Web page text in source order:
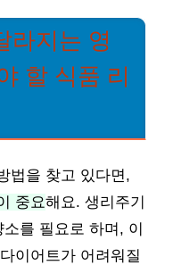
라지는 영
할 식품 리
법을 찾고 있다면,
중요해요. 생리주기
를 필요로 하며, 이
이어트가 어려워질